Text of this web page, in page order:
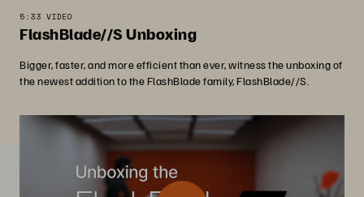
5:33 VIDEO
FlashBlade//S Unboxing
Bigger, faster, and more efficient than ever, witness the unboxing of
the newest addition to the FlashBlade family, FlashBlade//S.